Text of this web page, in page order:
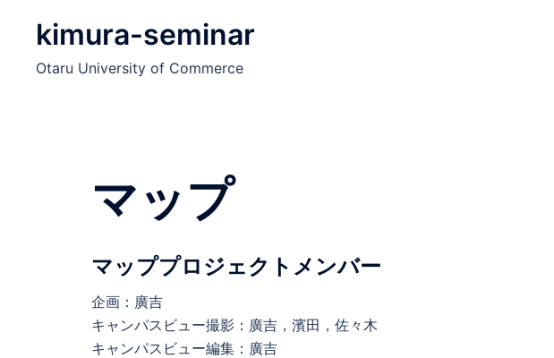
kimura-seminar
Otaru University of Commerce
マップ
マッププロジェクトメンバー
企画：廣吉
キャンパスビュー撮影：廣吉，濱田，佐々木
キャンパスビュー編集：廣吉